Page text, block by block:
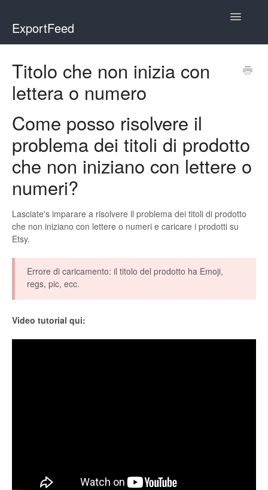
ExportFeed
Toggle
Wix - Square
Wix - Clover
Faire Integration
Wix-Faire
Etsy Integration
Titolo che non inizia con
lettera o numero
Come posso risolvere il
problema dei titoli di prodotto
che non iniziano con lettere o
numeri?
Lasciate's imparare a risolvere il problema dei titoli di prodotto
che non iniziano con lettere o numeri e caricare i prodotti su
Etsy.
Errore di caricamento: il titolo del prodotto ha Emoji,
regs, pic, ecc.
Video tutorial qui: